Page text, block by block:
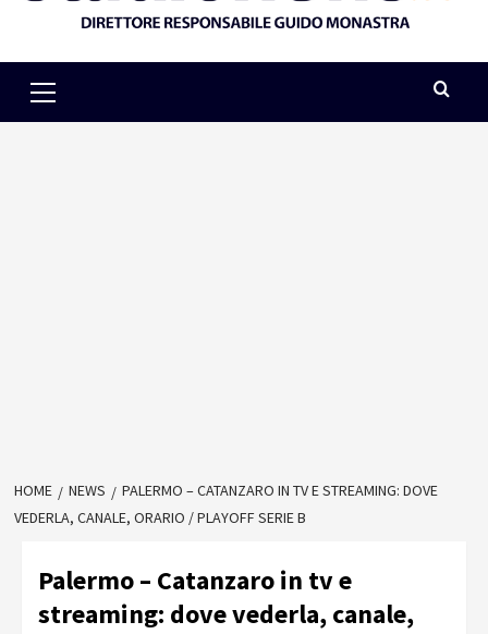
Menu
HOME NEWS
PALERMO – CATANZARO IN TV E STREAMING: DOVE
VEDERLA, CANALE, ORARIO / PLAYOFF SERIE B
Palermo – Catanzaro in tv e
streaming: dove vederla, canale,